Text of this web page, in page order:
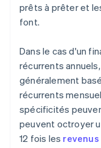
prêts à prêter et
font.
Dans le cas d'un
récurrents
généralement
récurrents
spécificités
peuvent octroyer
12 fois les